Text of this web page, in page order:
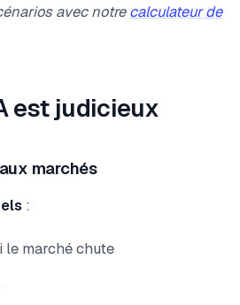
avec notrecalculateur de
est judicieux
marchés
:
le marché chute